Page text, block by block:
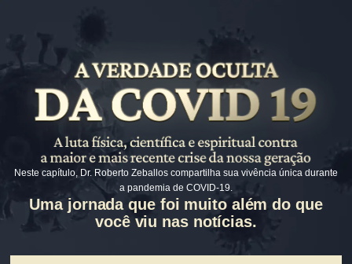
Neste capítulo, Dr. Roberto Zeballos compartilha sua vivência única durante
a pandemia de COVID-19.
Uma jornada que foi muito além do que
você viu nas notícias.